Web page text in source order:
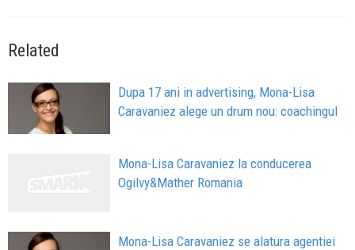
Related
Dupa 17 ani in advertising, Mona-Lisa
Caravaniez alege un drum nou: coachingul
Mona-Lisa Caravaniez la conducerea
Ogilvy&Mather Romania
Mona-Lisa Caravaniez se alatura agentiei